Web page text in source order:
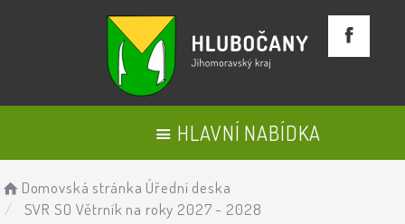
HLAVNÍ NABÍDKA
Domovská stránka Úřední deska
SVR SO Větrník na roky 2027 - 2028